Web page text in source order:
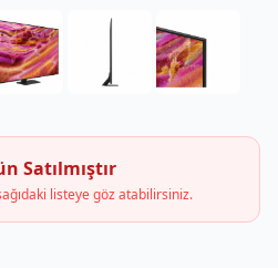
Satılmıştır
listeye göz atabilirsiniz.